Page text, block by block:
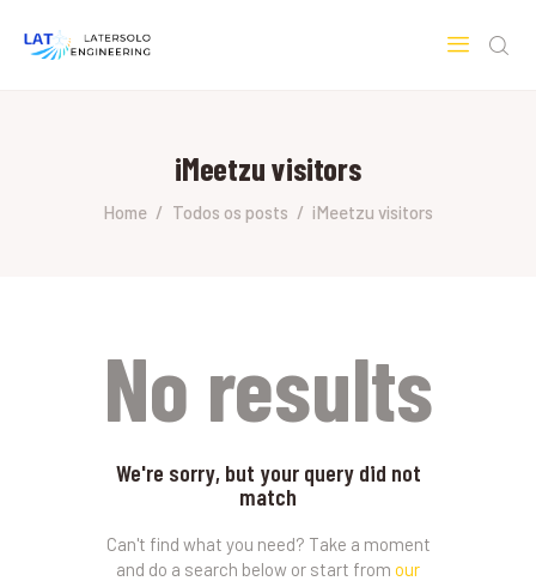
iMeetzu visitors
Home Todos os posts iMeetzu visitors
SOBRE A LATERSOLO
No results
We're sorry, but your query did not
match
Can't find what you need? Take a moment
and do a search below or start from our